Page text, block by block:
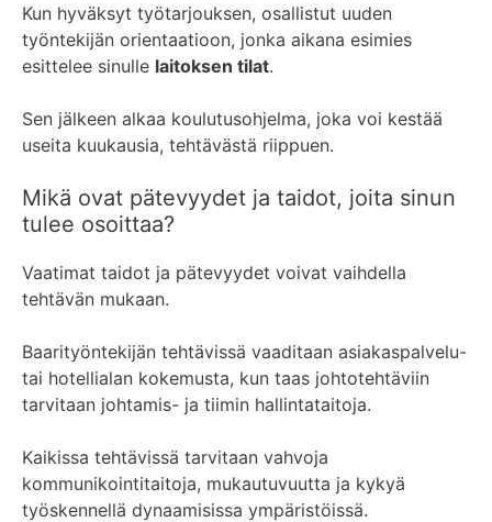
Kun hyväksyt työtarjouksen, osallistut uuden
työntekijän orientaatioon, jonka aikana esimies
esittelee sinulle laitoksen tilat.
Sen jälkeen alkaa koulutusohjelma, joka voi kestää
useita kuukausia, tehtävästä riippuen.
Mikä ovat pätevyydet ja taidot, joita sinun
tulee osoittaa?
Vaatimat taidot ja pätevyydet voivat vaihdella
tehtävän mukaan.
Baarityöntekijän tehtävissä vaaditaan asiakaspalvelu-
tai hotellialan kokemusta, kun taas johtotehtäviin
tarvitaan johtamis- ja tiimin hallintataitoja.
Kaikissa tehtävissä tarvitaan vahvoja
kommunikointitaitoja, mukautuvuutta ja kykyä
työskennellä dynaamisissa ympäristöissä.